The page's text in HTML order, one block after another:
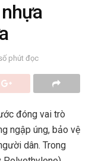
phút đọc
đóng vai trò
ngập úng, bảo vệ
dân. Trong